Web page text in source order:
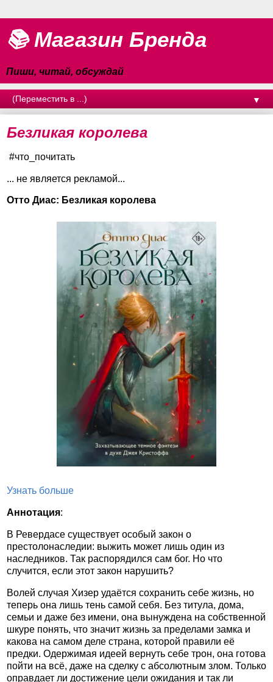
📚 Магазин Бренда
Пиши, читай, обсуждай
▼
Безликая королева
#что_почитать
... не является рекламой...
Отто Диас: Безликая королева
Узнать больше
Аннотация:
В Ревердасе существует особый закон о
престолонаследии: выжить может лишь один из
наследников. Так распорядился сам бог. Но что
случится, если этот закон нарушить?
Волей случая Хизер удаётся сохранить себе жизнь, но
теперь она лишь тень самой себя. Без титула, дома,
семьи и даже без имени, она вынуждена на собственной
шкуре понять, что значит жизнь за пределами замка и
какова на самом деле страна, которой правили её
предки. Одержимая идеей вернуть себе трон, она готова
пойти на всё, даже на сделку с абсолютным злом. Только
оправдает ли достижение цели ожидания и так ли